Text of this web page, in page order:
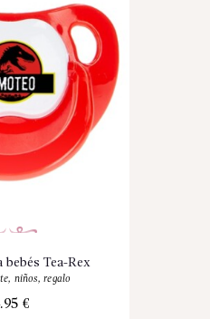
bebés Tea-Rex
, niños,regalo
€